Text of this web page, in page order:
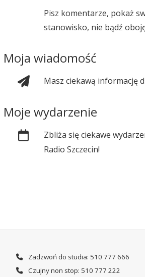
Pisz komentarze, pokaż
stanowisko, nie bądź
Moja wiadomość
Masz ciekawą informację
Moje wydarzenie
Zbliża się ciekawe
Radio Szczecin!
Zadzwoń do studia: 510 777 666
Czujny non stop: 510 777 222